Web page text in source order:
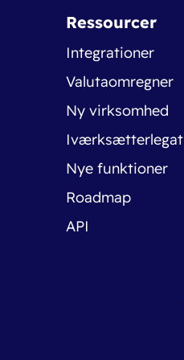
Ressourcer
Integrationer
Valutaomregner
Ny virksomhed
Iværksætterlegat
Nye funktioner
Roadmap
API